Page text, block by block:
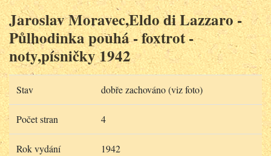
Jaroslav Moravec,Eldo di Lazzaro -
Půlhodinka pouhá - foxtrot -
noty,písničky 1942
Stav dobře zachováno (viz foto)
Počet stran 4
Rok vydání 1942